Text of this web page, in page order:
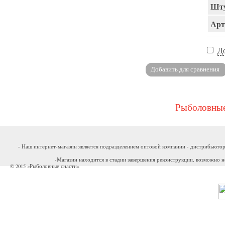
- Наш интернет-магазин является подразделением оптовой компании -
-Магазин находится в стадии завершения реконструкции, возможно
© 2015 «Рыболовные снасти»